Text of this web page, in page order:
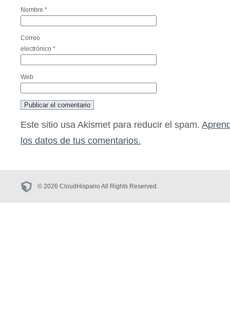
Nombre *
Correo
electrónico *
Web
Este sitio usa Akismet para reducir el spam.
los datos de tus comentarios.
© 2026 CloudHispano All Rights Reserved.